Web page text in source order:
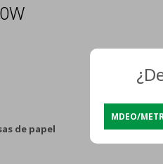
de papel
MDEO/